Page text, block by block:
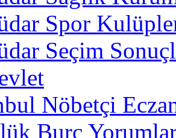
Spor
Seçim
Nöbetçi
Burç